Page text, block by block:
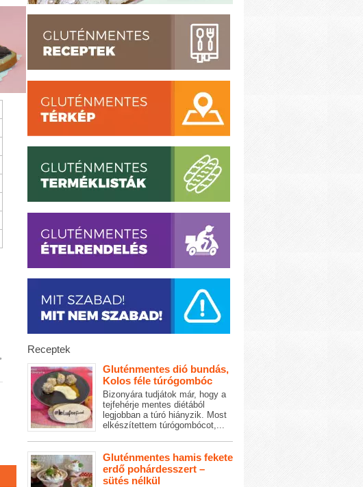
Receptek
Gluténmentes dió bundás,
Kolos féle túrógombóc
Bizonyára tudjátok már, hogy a
tejfehérje mentes diétából
legjobban a túró hiányzik. Most
elkészítettem túrógombócot,...
Gluténmentes hamis fekete
erdő pohárdesszert –
sütés nélkül